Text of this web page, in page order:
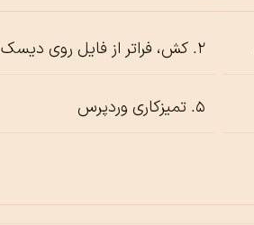
کش، فراتر از فایل روی دیسک
تمیزکاری وردپرس